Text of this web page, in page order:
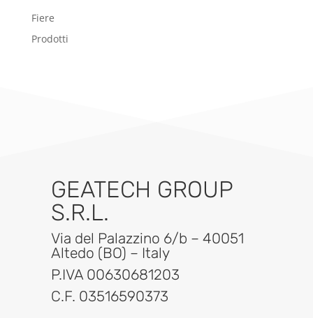
Fiere
Prodotti
GEATECH GROUP
S.R.L.
Via del Palazzino 6/b – 40051
Altedo (BO) – Italy
P.IVA 00630681203
C.F. 03516590373